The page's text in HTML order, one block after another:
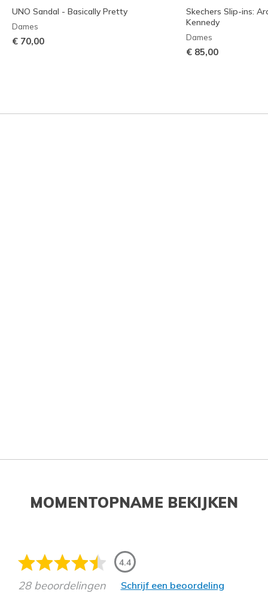
UNO Sandal - Basically Pretty
Dames
€ 70,00
Skechers Slip-ins:
Kennedy
Dames
€ 85,00
MOMENTOPNAME BEKIJKEN
4.4
28 beoordelingen Schrijf een beoordeling